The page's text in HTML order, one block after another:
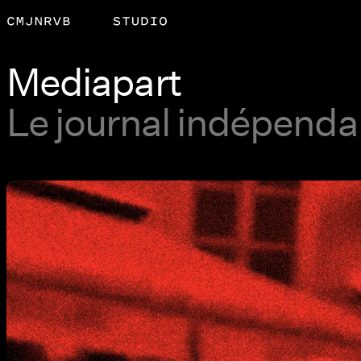
Mediapart
Le journal
Agrandir